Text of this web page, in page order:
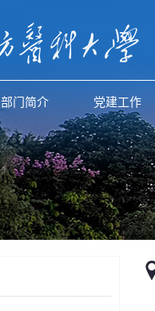
部门简介 党建工作